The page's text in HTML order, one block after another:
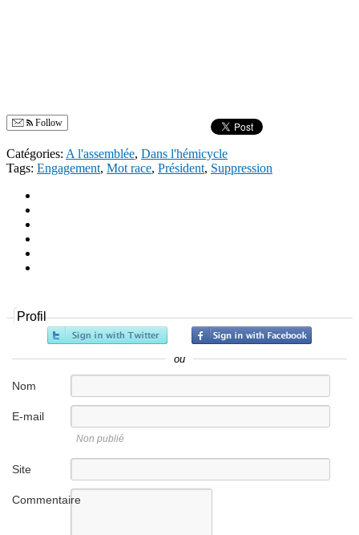
Follow
Catégories: A l'assemblée, Dans l'hémicycle
Tags: Engagement, Mot race, Président, Suppression
Profil
ou
Nom
E-mail
Non publié
Site
Commentaire